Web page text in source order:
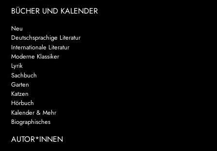
BÜCHER UND KALENDER
Neu
Deutschsprachige Literatur
Internationale Literatur
Moderne Klassiker
Lyrik
Sachbuch
Garten
Katzen
Hörbuch
Kalender & Mehr
Biographisches
AUTOR*INNEN